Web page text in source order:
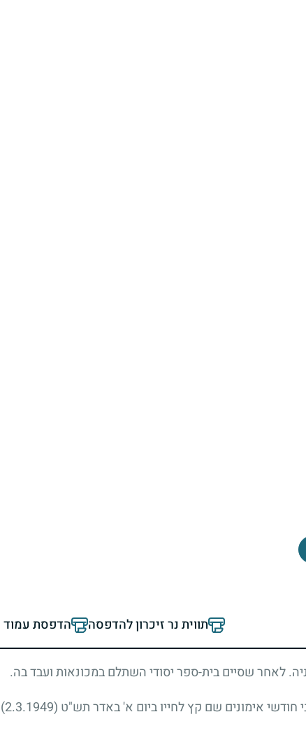
תווית נר זיכרון להדפסה הדפסת עמוד
לאחר שסיים בית-ספר יסודי השתלם במכונאות ועבד בה.
חודשי אימונים שם קץ לחייו ביום א' באדר תש"ט (2.3.1949)